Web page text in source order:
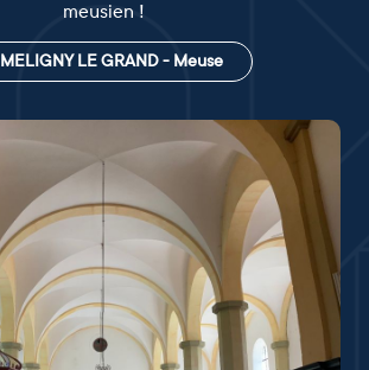
meusien !
MELIGNY LE GRAND - Meuse